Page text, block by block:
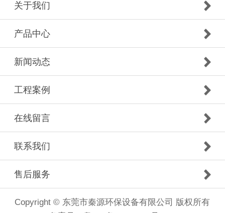
关于我们
产品中心
新闻动态
工程案例
在线留言
联系我们
售后服务
Copyright © 东莞市秦源环保设备有限公司 版权所有